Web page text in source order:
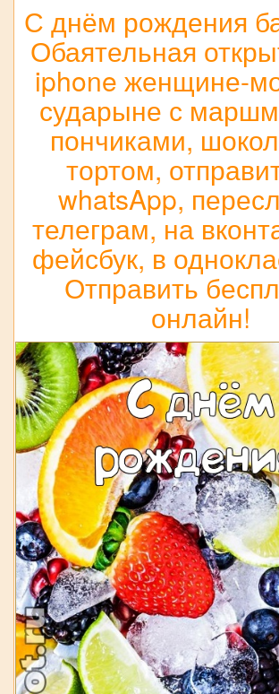
С днём рождения
Обаятельная
iphone женщине-
сударыне с
пончиками,
тортом,
whatsApp,
телеграм, на
фейсбук, в
Отправить
онлайн!